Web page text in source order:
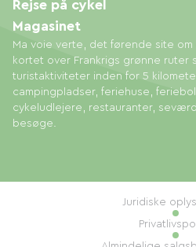
Ma voie verte, det førende site om
kortet over Frankrigs grønne ruter
turistaktiviteter inden for 5
campingpladser, feriehuse,
cykeludlejere, restauranter,
besøge.
Rejse på cykel
Magasinet
Juridiske